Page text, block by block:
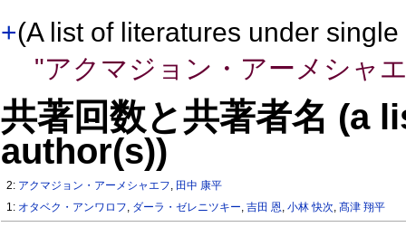
+(A list of literatures under
"アクマジョン・アーメシャ
共著回数と共著者名 (a
author(s))
2: アクマジョン・アーメシャエフ, 田中 康平
1: オタベク・アンワロフ, ダーラ・ゼレニツキー,吉田 恩,小林 快次,髙津 翔平